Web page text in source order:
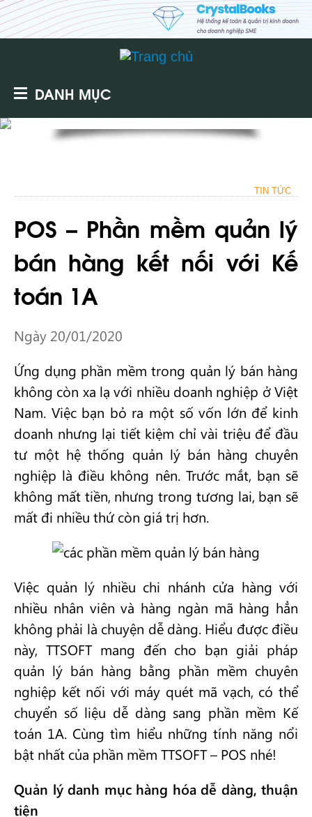
DANH MỤC
TIN TỨC
POS – Phần mềm quản lý
bán hàng kết nối với Kế
toán 1A
Ngày 20/01/2020
Ứng dụng phần mềm trong quản lý bán hàng
không còn xa lạ với nhiều doanh nghiệp ở Việt
Nam. Việc bạn bỏ ra một số vốn lớn để kinh
doanh nhưng lại tiết kiệm chỉ vài triệu để đầu
tư một hệ thống quản lý bán hàng chuyên
nghiệp là điều không nên. Trước mắt, bạn sẽ
không mất tiền, nhưng trong tương lai, bạn sẽ
mất đi nhiều thứ còn giá trị hơn.
Việc quản lý nhiều chi nhánh cửa hàng với
nhiều nhân viên và hàng ngàn mã hàng hẳn
không phải là chuyện dễ dàng. Hiểu được điều
này, TTSOFT mang đến cho bạn giải pháp
quản lý bán hàng bằng phần mềm chuyên
nghiệp kết nối với máy quét mã vạch, có thể
chuyển số liệu dễ dàng sang phần mềm Kế
toán 1A. Cùng tìm hiểu những tính năng nổi
bật nhất của phần mềm TTSOFT – POS nhé!
Quản lý danh mục hàng hóa dễ dàng, thuận
tiện